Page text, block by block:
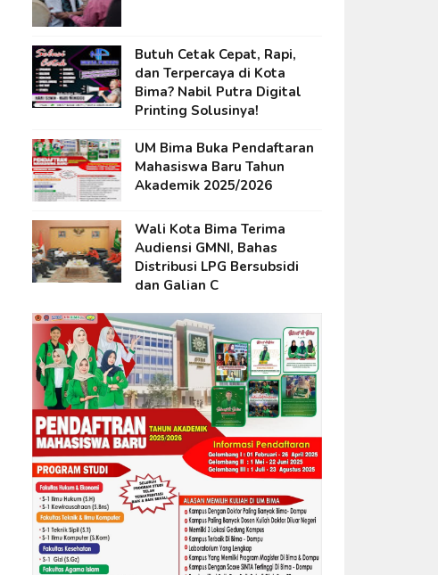
Butuh Cetak Cepat, Rapi,
dan Terpercaya di Kota
Bima? Nabil Putra Digital
Printing Solusinya!
UM Bima Buka Pendaftaran
Mahasiswa Baru Tahun
Akademik 2025/2026
Wali Kota Bima Terima
Audiensi GMNI, Bahas
Distribusi LPG Bersubsidi
dan Galian C